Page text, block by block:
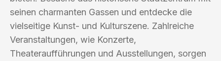
seinen charmanten Gassen und entdecke die
vielseitige Kunst- und Kulturszene. Zahlreiche
Veranstaltungen, wie Konzerte,
Theateraufführungen und Ausstellungen, sorgen